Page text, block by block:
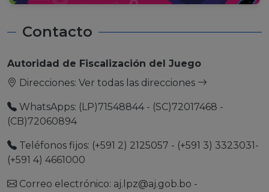
Contacto
Autoridad de Fiscalización del Juego
Direcciones: Ver todas las direcciones
WhatsApps: (LP)71548844 - (SC)72017468 -
(CB)72060894
Teléfonos fijos: (+591 2) 2125057 - (+591 3) 3323031-
(+591 4) 4661000
Correo electrónico: aj.lpz@aj.gob.bo -